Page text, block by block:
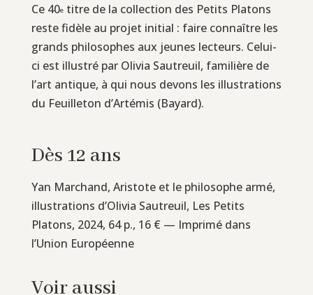
Ce 40etitre de la collection des Petits Platons
reste fidèle au projet initial : faire connaître les
grands philosophes aux jeunes lecteurs. Celui-
ci est illustré par Olivia Sautreuil, familière de
l’art antique, à qui nous devons les illustrations
du Feuilleton d’Artémis (Bayard).
Dès 12 ans
Yan Marchand, Aristote et le philosophe armé,
illustrations d’Olivia Sautreuil, Les Petits
Platons, 2024, 64 p., 16 € — Imprimé dans
l’Union Européenne
Voir aussi